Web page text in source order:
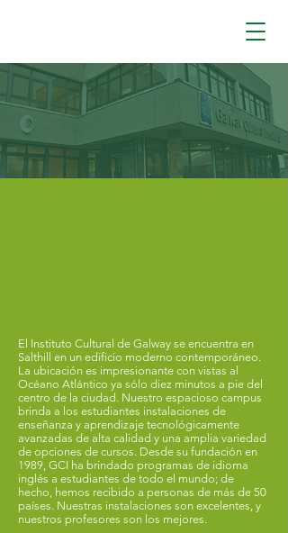
El Instituto Cultural de Galway se encuentra en
Salthill en un edificio moderno contemporáneo.
La ubicación es impresionante con vistas al
Océano Atlántico ya sólo diez minutos a pie del
centro de la ciudad. Nuestro espacioso campus
brinda a los estudiantes instalaciones de
enseñanza y aprendizaje tecnológicamente
avanzadas de alta calidad y una amplia variedad
de opciones de cursos. Desde su fundación en
1989, GCI ha brindado programas de idioma
inglés a estudiantes de todo el mundo; de
hecho, hemos recibido a personas de más de 50
países. Nuestras instalaciones son excelentes, y
nuestros profesores son los mejores.